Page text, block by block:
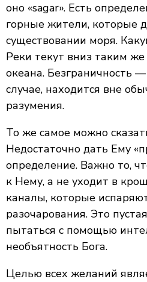
оно «sagar». Есть
горные жители, которые
существовании моря.
Реки текут вниз таким же
океана. Безграничность
случае, находится вне
разумения.
То же самое можно
Недостаточно дать Ему
определение. Важно то,
к Нему, а не уходит в
каналы, которые
разочарования. Это
пытаться с помощью
необъятность Бога.
Целью всех желаний